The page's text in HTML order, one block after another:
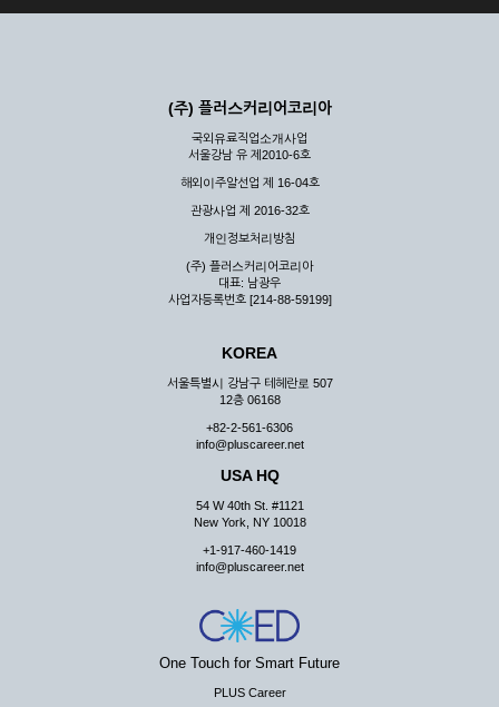
(주) 플러스커리어코리아
국외유료직업소개사업
서울강남 유 제2010-6호
해외이주알선업 제 16-04호
관광사업 제 2016-32호
개인정보처리방침
(주) 플러스커리어코리아
대표: 남광우
사업자등록번호 [214-88-59199]
KOREA
서울특별시 강남구 테헤란로 507
12층 06168
+82-2-561-6306
info@pluscareer.net
USA HQ
54 W 40th St. #1121
New York, NY 10018
+1-917-460-1419
info@pluscareer.net
One Touch for Smart Future
PLUS Career